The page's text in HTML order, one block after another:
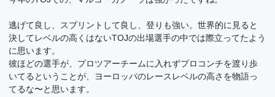
逃げて良し、スプリントして良し、登りも強い。世界的に見ると
決してレベルの高くはないTOJの出場選手の中では際立ってたよう
に思います。
彼ほどの選手が、プロツアーチームに入れずプロコンチを渡り歩
いてるということが、ヨーロッパのレースレベルの高さを物語っ
てるな〜と思います。